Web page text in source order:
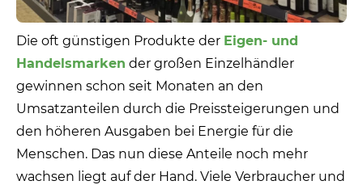
Die oft günstigen Produkte der Eigen- und
Handelsmarken der großen Einzelhändler
gewinnen schon seit Monaten an den
Umsatzanteilen durch die Preissteigerungen und
den höheren Ausgaben bei Energie für die
Menschen. Das nun diese Anteile noch mehr
wachsen liegt auf der Hand. Viele Verbraucher und